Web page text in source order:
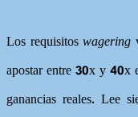
Los requisitoswagering
apostar entre 30x y 40x
ganancias reales. Lee